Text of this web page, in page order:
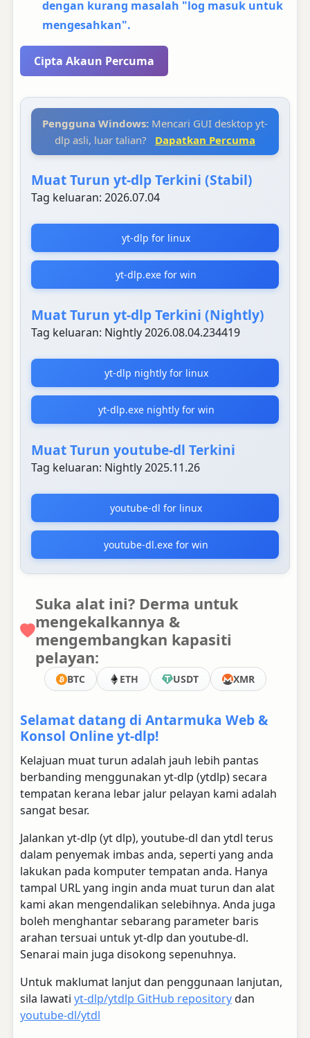
dengan kurang masalah "log masuk untuk
mengesahkan".
Cipta Akaun Percuma
Pengguna Windows: Mencari GUI desktop yt-
dlp asli, luar talian?
Dapatkan Percuma
Muat Turun yt-dlp Terkini (Stabil)
Tag keluaran: 2026.07.04
yt-dlp for linux
yt-dlp.exe for win
Muat Turun yt-dlp Terkini (Nightly)
Tag keluaran: Nightly 2026.08.04.234419
yt-dlp nightly for linux
yt-dlp.exe nightly for win
Muat Turun youtube-dl Terkini
Tag keluaran: Nightly 2025.11.26
youtube-dl for linux
youtube-dl.exe for win
Suka alat ini? Derma untuk
mengekalkannya &
mengembangkan kapasiti
pelayan:
BTC ETH USDT XMR
Selamat datang di Antarmuka Web &
Konsol Online yt-dlp!
Kelajuan muat turun adalah jauh lebih pantas
berbanding menggunakan yt-dlp (ytdlp) secara
tempatan kerana lebar jalur pelayan kami adalah
sangat besar.
Jalankan yt-dlp (yt dlp), youtube-dl dan ytdl terus
dalam penyemak imbas anda, seperti yang anda
lakukan pada komputer tempatan anda. Hanya
tampal URL yang ingin anda muat turun dan alat
kami akan mengendalikan selebihnya. Anda juga
boleh menghantar sebarang parameter baris
arahan tersuai untuk yt-dlp dan youtube-dl.
Senarai main juga disokong sepenuhnya.
Untuk maklumat lanjut dan penggunaan lanjutan,
sila lawati yt-dlp/ytdlp GitHub repositorydan
youtube-dl/ytdl